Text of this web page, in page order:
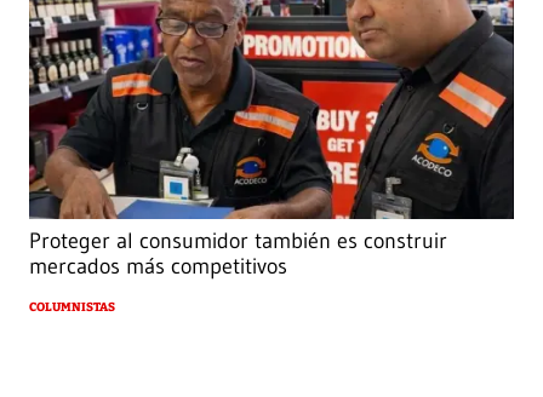
Proteger al consumidor también es construir
mercados más competitivos
COLUMNISTAS